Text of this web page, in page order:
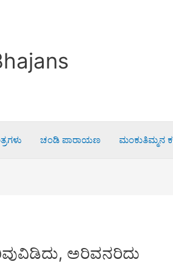
ಚಂಡಿ ಪಾರಾಯಣ ಮಂಕುತಿಮ್ಮನ
ಅರಿವನರಿದು